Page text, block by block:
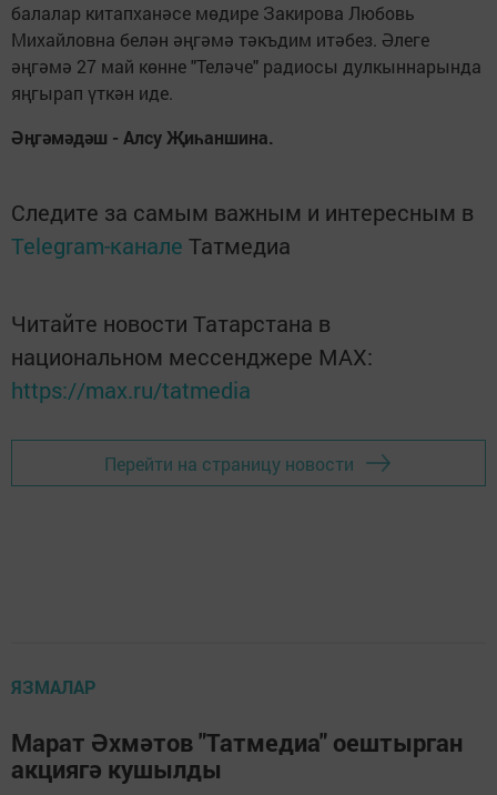
балалар китапханәсе мөдире Закирова Любовь
Михайловна белән әңгәмә тәкъдим итәбез. Әлеге
әңгәмә 27 май көнне "Теләче" радиосы дулкыннарында
яңгырап үткән иде.
Әңгәмәдәш - Алсу Җиһаншина.
Следите за самым важным и интересным в
Telegram-канале Татмедиа
Читайте новости Татарстана в
национальном мессенджере MАХ:
https://max.ru/tatmedia
Перейти на страницу новости
ЯЗМАЛАР
Марат Әхмәтов "Татмедиа" оештырган
акциягә кушылды